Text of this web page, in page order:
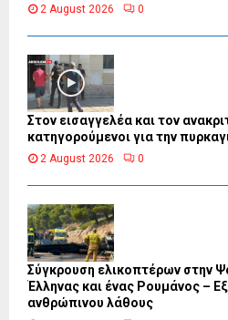
2 August 2026 0
Στον εισαγγελέα και τον
κατηγορούμενοι για την
2 August 2026 0
Σύγκρουση ελικοπτέρων στην
Έλληνας και ένας Ρουμάνος –
ανθρώπινου λάθους